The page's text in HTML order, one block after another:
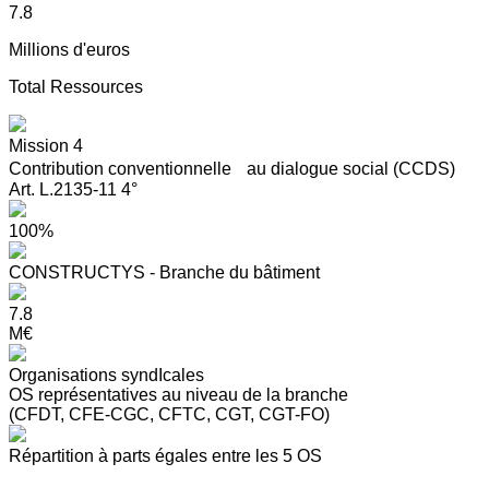
7.8
Millions d'euros
Total Ressources
Mission 4
Contribution conventionnelle au dialogue social (CCDS)
Art. L.2135-11 4°
100%
CONSTRUCTYS - Branche du bâtiment
7.8
M€
Organisations syndIcales
OS représentatives au niveau de la branche
(CFDT, CFE-CGC, CFTC, CGT, CGT-FO)
Répartition à parts égales entre les 5 OS